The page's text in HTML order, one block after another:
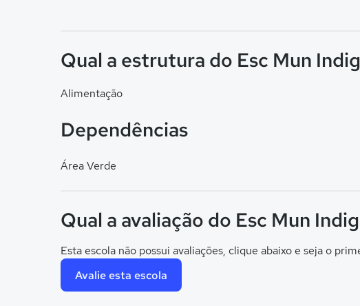
Qual a estrutura do Esc Mun
Alimentação
Dependências
Área Verde
Qual a avaliação do Esc Mun
Esta escola não possui avaliações, clique abaixo e seja o
Avalie esta escola